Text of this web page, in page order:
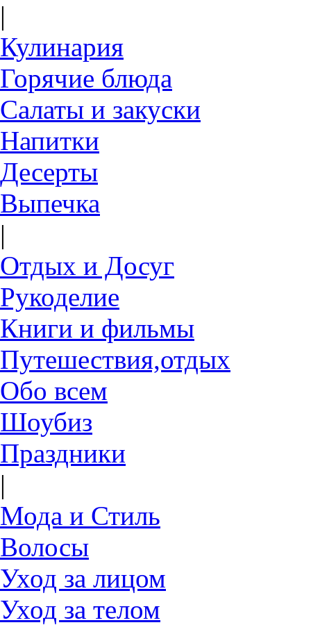
|
Кулинария
Горячие блюда
Салаты и закуски
Напитки
Десерты
Выпечка
|
Отдых и Досуг
Рукоделие
Книги и фильмы
Путешествия,отдых
Обо всем
Шоубиз
Праздники
|
Мода и Стиль
Волосы
Уход за лицом
Уход за телом